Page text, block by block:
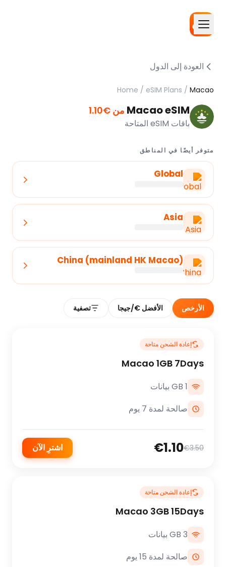
العودة إلى الدول
Home / eSIM Plans / Macao
Macao eSIM من €1.10
باقات eSIM المتاحة
متوفر أيضًا في المناطق
Global
Asia
China (mainland HK Macao)
الأرخص الأفضل €/جيجا تصفية
إعادة الشحن متاحة
Macao 1GB 7Days
1 GB بيانات
صالحة لمدة 7 يوم
€3.50
€1.10 اشترِ الآن
إعادة الشحن متاحة
Macao 3GB 15Days
3 GB بيانات
صالحة لمدة 15 يوم